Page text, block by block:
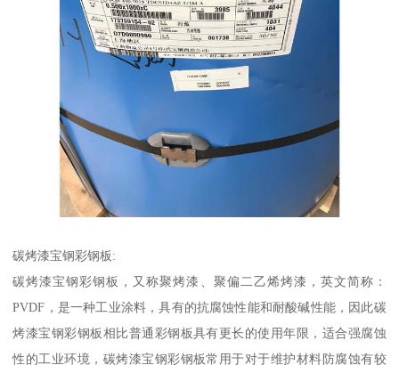
碳烤漆宝钢彩钢板:
碳烤漆宝钢彩钢板，又称聚烤漆、聚偏二乙烯烤漆，英文简称：
PVDF，是一种工业涂料，具有的抗腐蚀性能和耐酸碱性能，因此碳
烤漆宝钢彩钢板相比普通彩钢板具有更长的使用年限，适合强腐蚀
性的工业环境，碳烤漆宝钢彩钢板常用于对于维护材料防腐蚀有较